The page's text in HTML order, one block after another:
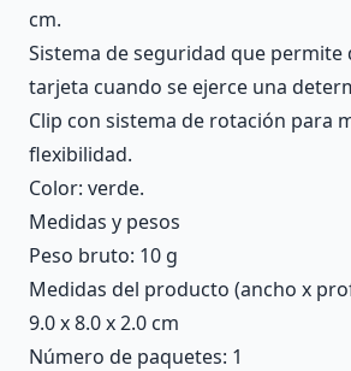
cm.
Sistema de seguridad que permite
tarjeta cuando se ejerce una
Clip con sistema de rotación para
flexibilidad.
Color: verde.
Medidas y pesos
Peso bruto: 10 g
Medidas del producto (ancho x
9.0 x 8.0 x 2.0 cm
Número de paquetes: 1